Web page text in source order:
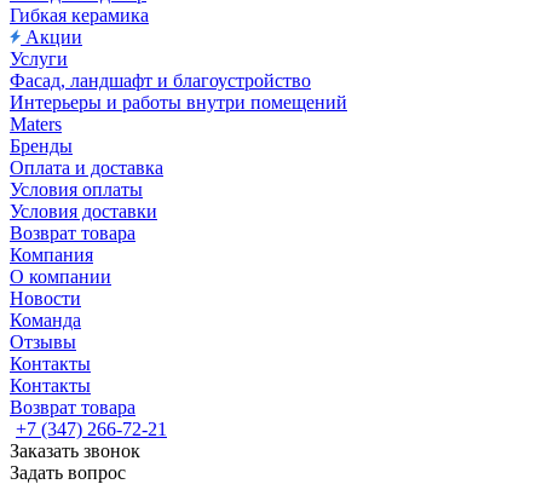
Гибкая керамика
Акции
Услуги
Фасад, ландшафт и благоустройство
Интерьеры и работы внутри помещений
Maters
Бренды
Оплата и доставка
Условия оплаты
Условия доставки
Возврат товара
Компания
О компании
Новости
Команда
Отзывы
Контакты
Контакты
Возврат товара
+7 (347) 266-72-21
Заказать звонок
Задать вопрос